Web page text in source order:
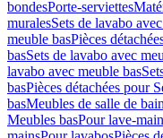
bondesPorte-serviettes
muralesSets de lavabo
meuble basPièces
basSets de lavabo avec
lavabo avec meuble bas
basPièces détachées pour
basMeubles de salle de
Meubles basPour lave-